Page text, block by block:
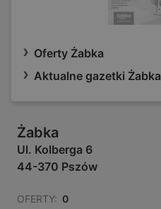
Oferty Żabka
Aktualne gazetki Żabka
Żabka
Ul. Kolberga 6
44-370 Pszów
OFERTY: 0